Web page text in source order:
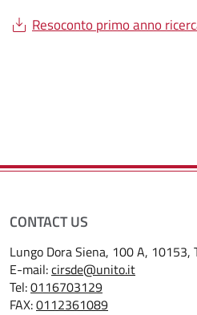
Document
Resoconto primo anno
CONTACT US
Lungo Dora Siena, 100 A, 10153,
E-mail:cirsde@unito.it
Tel:0116703129
FAX:0112361089